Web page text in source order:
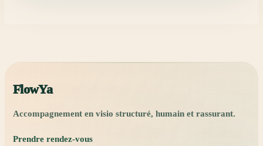
FlowYa
Accompagnement en visio structuré, humain et rassurant.
Prendre rendez-vous